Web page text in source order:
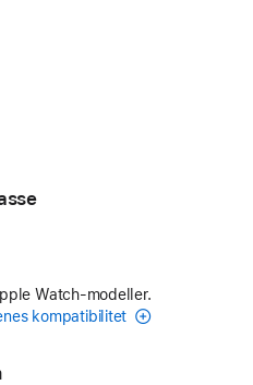
Watch-modeller.
kompatibilitet